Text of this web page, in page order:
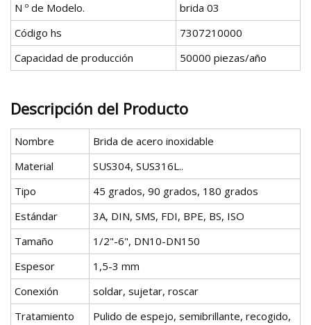
N º de Modelo.
brida 03
Código hs
7307210000
Capacidad de producción
50000 piezas/año
Descripción del Producto
Nombre
Brida de acero inoxidable
Material
SUS304, SUS316L..
Tipo
45 grados, 90 grados, 180 grados
Estándar
3A, DIN, SMS, FDI, BPE, BS, ISO
Tamaño
1/2"-6", DN10-DN150
Espesor
1,5-3 mm
Conexión
soldar, sujetar, roscar
Tratamiento
Pulido de espejo, semibrillante, recogido,